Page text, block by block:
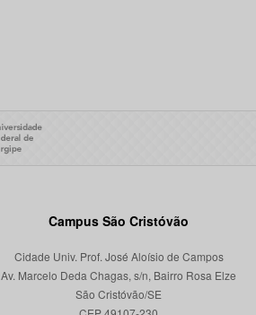
Campus São Cristóvão
Cidade Univ. Prof. José Aloísio de Campos
Av. Marcelo Deda Chagas, s/n, Bairro Rosa Elze
São Cristóvão/SE